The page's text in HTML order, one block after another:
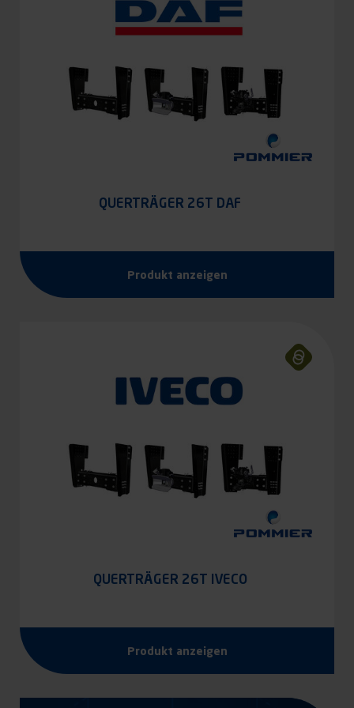
QUERTRÄGER 26T DAF
Produkt anzeigen
QUERTRÄGER 26T IVECO
Produkt anzeigen